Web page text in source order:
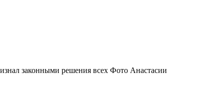
законными решения всех Фото Анастасии